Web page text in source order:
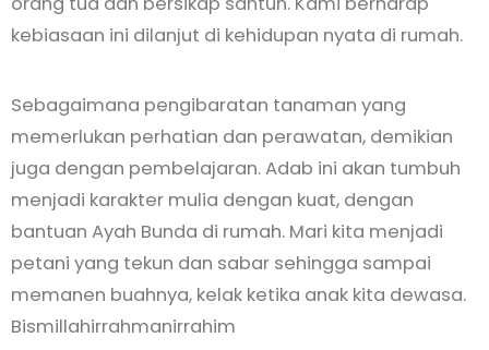
kebiasaan ini dilanjut di kehidupan nyata di rumah.
Sebagaimana pengibaratan tanaman yang
memerlukan perhatian dan perawatan, demikian
juga dengan pembelajaran. Adab ini akan tumbuh
menjadi karakter mulia dengan kuat, dengan
bantuan Ayah Bunda di rumah. Mari kita menjadi
petani yang tekun dan sabar sehingga sampai
memanen buahnya, kelak ketika anak kita dewasa.
Bismillahirrahmanirrahim